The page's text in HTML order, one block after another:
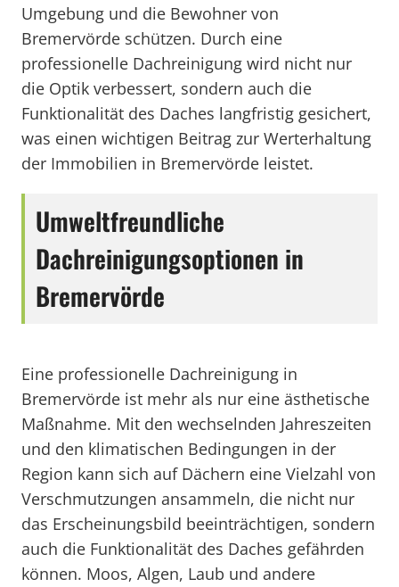
Umgebung und die Bewohner von
Bremervörde schützen. Durch eine
professionelle Dachreinigung wird nicht nur
die Optik verbessert, sondern auch die
Funktionalität des Daches langfristig gesichert,
was einen wichtigen Beitrag zur Werterhaltung
der Immobilien in Bremervörde leistet.
Umweltfreundliche
Dachreinigungsoptionen in
Bremervörde
Eine professionelle Dachreinigung in
Bremervörde ist mehr als nur eine ästhetische
Maßnahme. Mit den wechselnden Jahreszeiten
und den klimatischen Bedingungen in der
Region kann sich auf Dächern eine Vielzahl von
Verschmutzungen ansammeln, die nicht nur
das Erscheinungsbild beeinträchtigen, sondern
auch die Funktionalität des Daches gefährden
können. Moos, Algen, Laub und andere